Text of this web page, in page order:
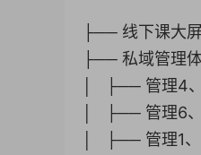
├── 线下课大
├── 私域管理
│ ├── 管理4
│ ├── 管理6
│ ├── 管理1